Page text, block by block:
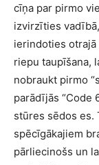
cīņa par pirmo
izvirzīties
ierindoties otrajā
riepu taupīšana,
nobraukt pirmo
parādījās “Code
stūres sēdos es.
spēcīgākajiem
pārliecinošs un